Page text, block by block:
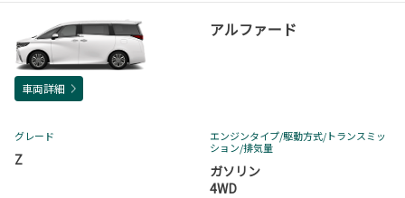
アルファード
車両詳細
グレード
Z
エンジンタイプ/駆動方式/トランスミッ
ション/排気量
ガソリン
4WD